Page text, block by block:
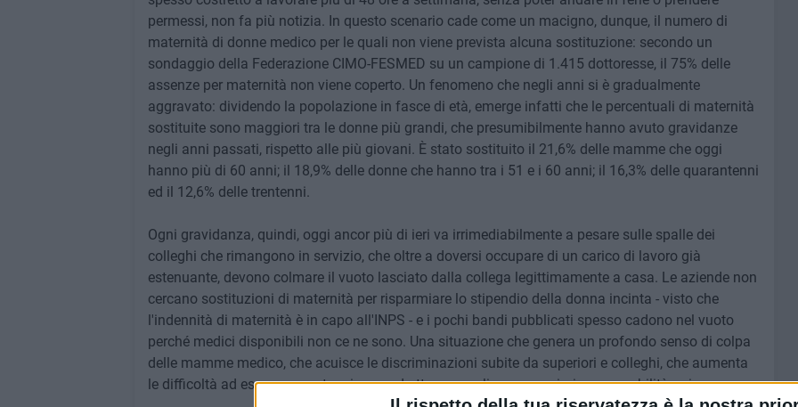
permessi, non fa più notizia. In questo scenario cade come un macigno, dunque, il numero di
maternità di donne medico per le quali non viene prevista alcuna sostituzione: secondo un
sondaggio della Federazione CIMO-FESMED su un campione di 1.415 dottoresse, il 75% delle
assenze per maternità non viene coperto. Un fenomeno che negli anni si è gradualmente
aggravato: dividendo la popolazione in fasce di età, emerge infatti che le percentuali di maternità
sostituite sono maggiori tra le donne più grandi, che presumibilmente hanno avuto gravidanze
negli anni passati, rispetto alle più giovani. È stato sostituito il 21,6% delle mamme che oggi
hanno più di 60 anni; il 18,9% delle donne che hanno tra i 51 e i 60 anni; il 16,3% delle quarantenni
ed il 12,6% delle trentenni.
Ogni gravidanza, quindi, oggi ancor più di ieri va irrimediabilmente a pesare sulle spalle dei
colleghi che rimangono in servizio, che oltre a doversi occupare di un carico di lavoro già
estenuante, devono colmare il vuoto lasciato dalla collega legittimamente a casa. Le aziende non
cercano sostituzioni di maternità per risparmiare lo stipendio della donna incinta - visto che
l'indennità di maternità è in capo all'INPS - e i pochi bandi pubblicati spesso cadono nel vuoto
perché medici disponibili non ce ne sono. Una situazione che genera un profondo senso di colpa
delle mamme medico, che acuisce le discriminazioni subite da superiori e colleghi, che aumenta
le difficoltà ad essere assunte prima e ad ottenere ruoli con maggiori responsabilità poi.